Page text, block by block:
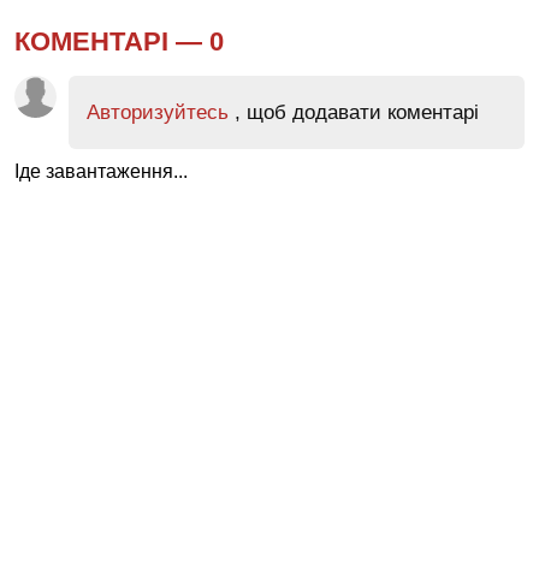
КОМЕНТАРІ — 0
Авторизуйтесь , щоб додавати коментарі
Іде завантаження...